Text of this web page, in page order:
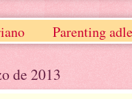
Parenting
de 2013